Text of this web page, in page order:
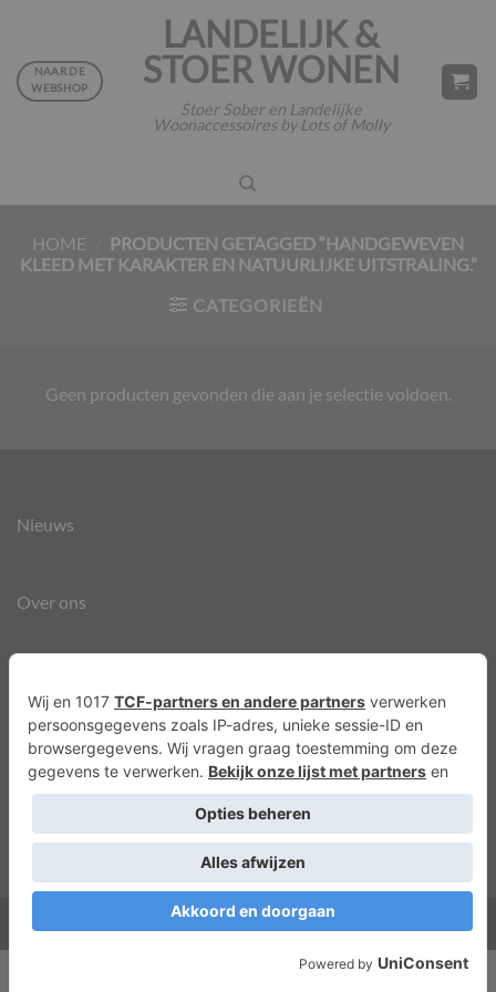
inhoud
LANDELIJK &
STOER WONEN
Stoer Sober en Landelijke
Woonaccessoires by Lots of Molly
NAAR DE
WEBSHOP
HOME
PRODUCTEN GETAGGED “HANDGEWEVEN
KLEED MET KARAKTER EN NATUURLIJKE UITSTRALING.”
CATEGORIEËN
Geen producten gevonden die aan je selectie voldoen.
Nieuws
Over ons
Privacyverklaring
Cookies
Copyright 2026 ©Lots of Molly